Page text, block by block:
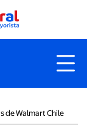
de Walmart Chile